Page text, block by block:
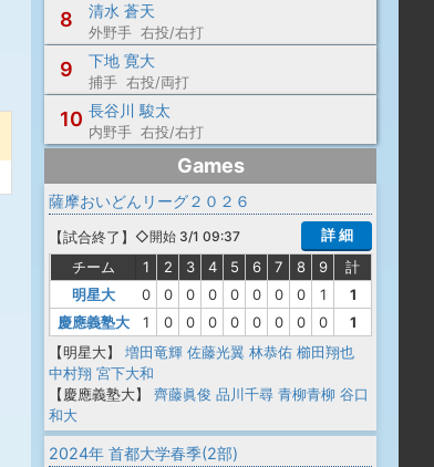
8 清水 蒼天
外野手 右投/右打
9 下地 寛大
捕手 右投/両打
10 長谷川 駿太
内野手 右投/右打
Games
薩摩おいどんリーグ２０２６
【試合終了 】 ◇開始 3/1 09:37
詳 細
チーム
1 2 3 4 5 6 7 8 9
計
明星大
0 0 0 0 0 0 0 0 1
1
慶應義塾大
1 0 0 0 0 0 0 0 0
1
【明星大】
増田竜輝 佐藤光翼 林恭佑 櫛田翔也
中村翔 宮下大和
【慶應義塾大】
齊藤眞俊 品川千尋 青柳青柳 谷口
和大
2024年 首都大学春季(2部)